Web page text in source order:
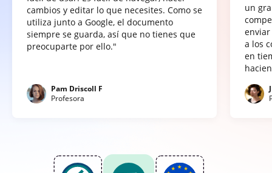
cambios y editar lo que necesites. Como se
utiliza junto a Google, el documento
siempre se guarda, así que no tienes que
preocuparte por ello."
Pam Driscoll F
Profesora
un
a los
en